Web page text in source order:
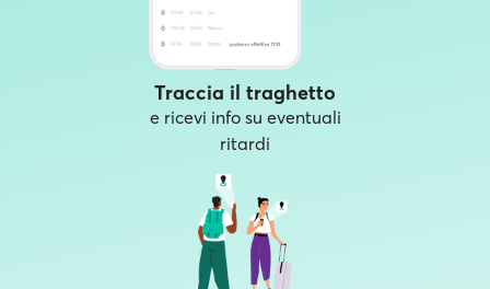
Traccia il traghetto
e ricevi info su eventuali
ritardi